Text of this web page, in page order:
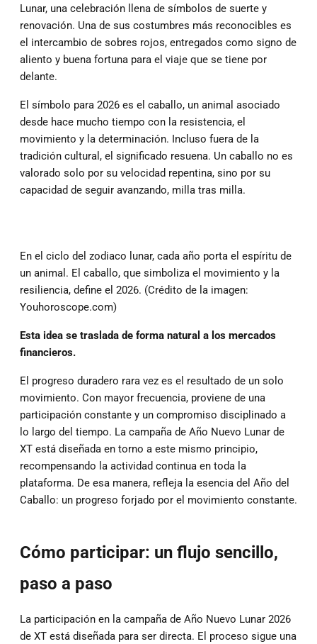
Lunar, una celebración llena de símbolos de suerte y
renovación. Una de sus costumbres más reconocibles es
el intercambio de sobres rojos, entregados como signo de
aliento y buena fortuna para el viaje que se tiene por
delante.
El símbolo para 2026 es el caballo, un animal asociado
desde hace mucho tiempo con la resistencia, el
movimiento y la determinación. Incluso fuera de la
tradición cultural, el significado resuena. Un caballo no es
valorado solo por su velocidad repentina, sino por su
capacidad de seguir avanzando, milla tras milla.
En el ciclo del zodiaco lunar, cada año porta el espíritu de
un animal. El caballo, que simboliza el movimiento y la
resiliencia, define el 2026. (Crédito de la imagen:
Youhoroscope.com)
Esta idea se traslada de forma natural a los mercados
financieros.
El progreso duradero rara vez es el resultado de un solo
movimiento. Con mayor frecuencia, proviene de una
participación constante y un compromiso disciplinado a
lo largo del tiempo. La campaña de Año Nuevo Lunar de
XT está diseñada en torno a este mismo principio,
recompensando la actividad continua en toda la
plataforma. De esa manera, refleja la esencia del Año del
Caballo: un progreso forjado por el movimiento constante.
Cómo participar: un flujo sencillo,
paso a paso
La participación en la campaña de Año Nuevo Lunar 2026
de XT está diseñada para ser directa. El proceso sigue una